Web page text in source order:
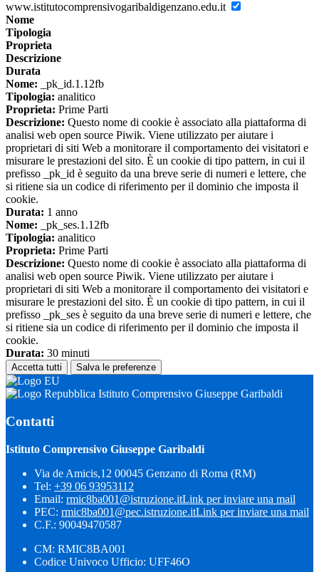
www.istitutocomprensivogaribaldigenzano.edu.it
Nome
Tipologia
Proprieta
Descrizione
Durata
Nome: _pk_id.1.12fb
Tipologia: analitico
Proprieta: Prime Parti
Descrizione: Questo nome di cookie è associato alla piattaforma di
analisi web open source Piwik. Viene utilizzato per aiutare i
proprietari di siti Web a monitorare il comportamento dei visitatori e
misurare le prestazioni del sito. È un cookie di tipo pattern, in cui il
prefisso _pk_id è seguito da una breve serie di numeri e lettere, che
si ritiene sia un codice di riferimento per il dominio che imposta il
cookie.
Durata: 1 anno
Nome: _pk_ses.1.12fb
Tipologia: analitico
Proprieta: Prime Parti
Descrizione: Questo nome di cookie è associato alla piattaforma di
analisi web open source Piwik. Viene utilizzato per aiutare i
proprietari di siti Web a monitorare il comportamento dei visitatori e
misurare le prestazioni del sito. È un cookie di tipo pattern, in cui il
prefisso _pk_ses è seguito da una breve serie di numeri e lettere, che
si ritiene sia un codice di riferimento per il dominio che imposta il
cookie.
Durata: 30 minuti
Accetta tutti Salva le preferenze
Istituto Comprensivo Giuseppe Garibaldi
Contatti
Istituto Comprensivo Giuseppe Garibaldi
Via de Amicis,12 00045 Genzano di Roma (RM)
Tel: +39 06 93953112
Email: rmic8ba001@istruzione.itLink per inviare una mail
PEC: rmic8ba001@pec.istruzione.itLink per inviare una mail
C.F.: 90049470587
CM: RMIC8BA001
Codice Univoco Ufficio: UFF46O